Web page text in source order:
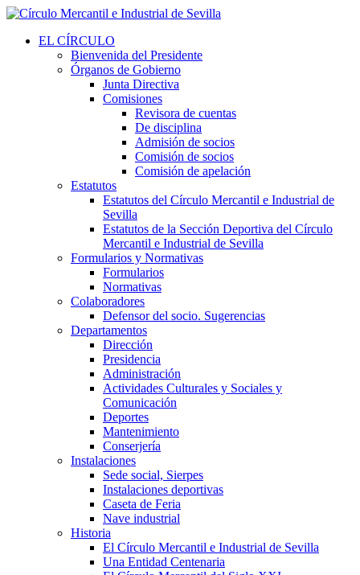
EL CÍRCULO
Bienvenida del Presidente
Órganos de Gobierno
Junta Directiva
Comisiones
Revisora de cuentas
De disciplina
Admisión de socios
Comisión de socios
Comisión de apelación
Estatutos
Estatutos del Círculo Mercantil e Industrial de
Sevilla
Estatutos de la Sección Deportiva del Círculo
Mercantil e Industrial de Sevilla
Formularios y Normativas
Formularios
Normativas
Colaboradores
Defensor del socio. Sugerencias
Departamentos
Dirección
Presidencia
Administración
Actividades Culturales y Sociales y
Comunicación
Deportes
Mantenimiento
Conserjería
Instalaciones
Sede social, Sierpes
Instalaciones deportivas
Caseta de Feria
Nave industrial
Historia
El Círculo Mercantil e Industrial de Sevilla
Una Entidad Centenaria